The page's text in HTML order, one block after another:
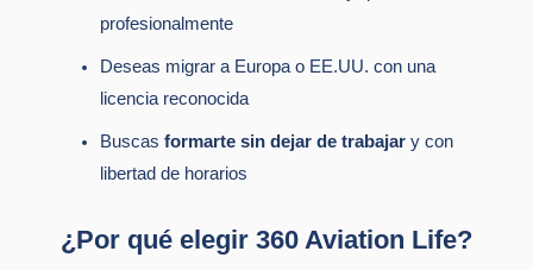
profesionalmente
Deseas migrar a Europa o EE.UU. con una
licencia reconocida
Buscas formarte sin dejar de trabajary con
libertad de horarios
¿Por qué elegir 360 Aviation Life?